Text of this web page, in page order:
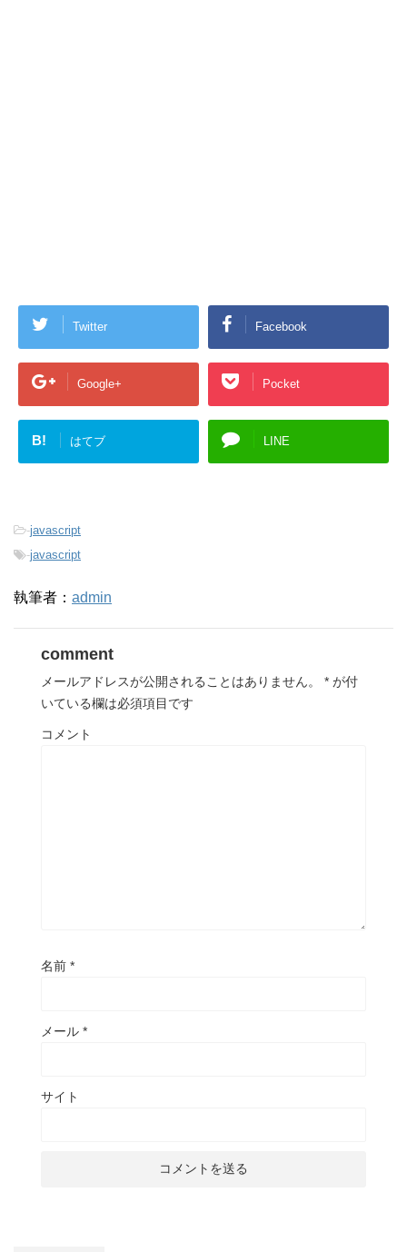
Twitter Facebook
Google+ Pocket
B! はてブ LINE
-javascript
-javascript
執筆者： admin
comment
メールアドレスが公開されることはありません。 * が付
いている欄は必須項目です
コメント
名前 *
メール *
サイト